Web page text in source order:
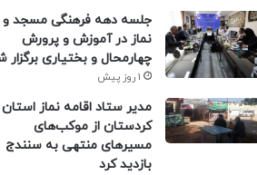
جلسه دهه فرهنگی مسجد و
نماز در آموزش و پرورش
چهارمحال و بختیاری برگزار
1 روز پیش
مدیر ستاد اقامه نماز استان
کردستان از موکب‌های
مسیرهای منتهی به سنندج
بازدید کرد